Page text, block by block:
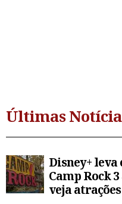
Últimas
Disney+
Camp Rock
veja atrações